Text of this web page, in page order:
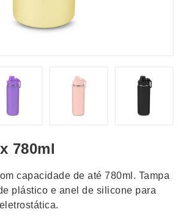
780ml
capacidade de até 780ml. Tampa
plástico e anel de silicone para